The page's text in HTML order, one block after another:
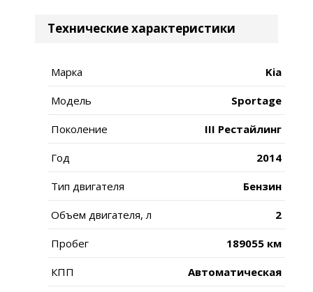
Технические характеристики
Марка Kia
Модель Sportage
Поколение III Рестайлинг
Год 2014
Тип двигателя Бензин
Объем двигателя, л 2
Пробег 189055 км
КПП Автоматическая